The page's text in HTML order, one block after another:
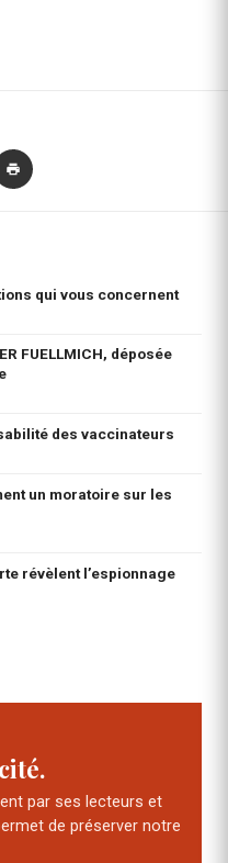
qui vous concernent
FUELLMICH, déposée
des vaccinateurs
un moratoire sur les
révèlent l’espionnage
par ses lecteurs et
de préserver notre